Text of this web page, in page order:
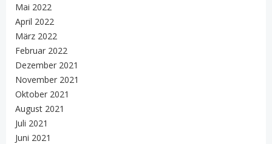
Mai 2022
April 2022
März 2022
Februar 2022
Dezember 2021
November 2021
Oktober 2021
August 2021
Juli 2021
Juni 2021